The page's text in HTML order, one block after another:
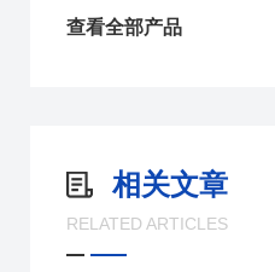
查看全部产品
相关文章
RELATED ARTICLES